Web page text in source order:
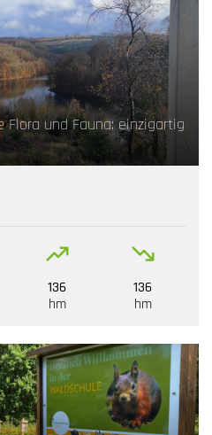
Flora und Fauna: einzigartig
136
hm
136
hm